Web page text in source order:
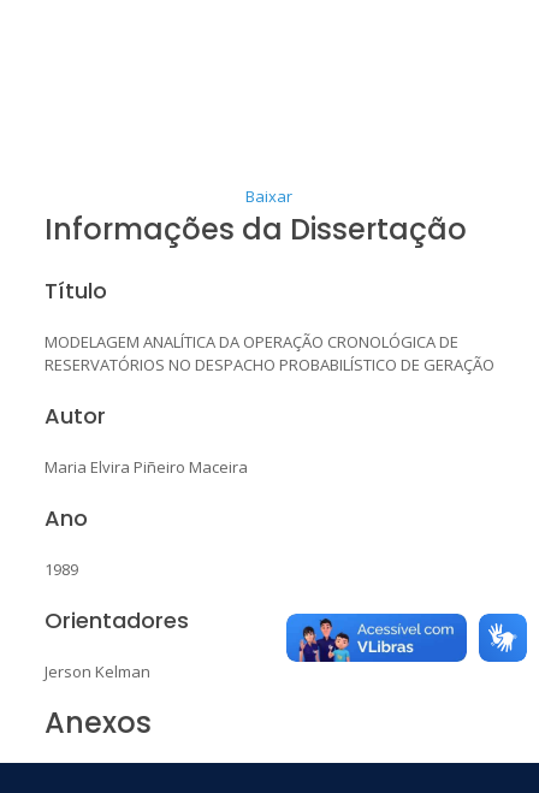
Baixar
Informações da Dissertação
Título
MODELAGEM ANALÍTICA DA OPERAÇÃO CRONOLÓGICA DE
RESERVATÓRIOS NO DESPACHO PROBABILÍSTICO DE GERAÇÃO
Autor
Maria Elvira Piñeiro Maceira
Ano
1989
Orientadores
Jerson Kelman
Anexos